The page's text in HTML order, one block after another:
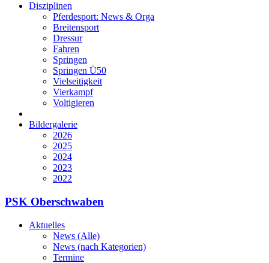
Disziplinen
Pferdesport: News & Orga
Breitensport
Dressur
Fahren
Springen
Springen Ü50
Vielseitigkeit
Vierkampf
Voltigieren
Bildergalerie
2026
2025
2024
2023
2022
PSK Oberschwaben
Aktuelles
News (Alle)
News (nach Kategorien)
Termine